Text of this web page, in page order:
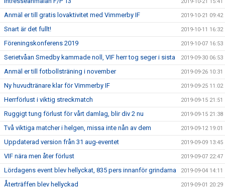
Anmäl er till gratis lovaktivitet med Vimmerby IF 2019-10-21 09:42
Snart är det fullt! 2019-10-11 16:32
Föreningskonferens 2019 2019-10-07 16:53
Serietvåan Smedby kammade noll, VIF herr tog seger i sista 2019-09-30 06:53
Anmäl er till fotbollsträning i november 2019-09-26 10:31
Ny huvudtränare klar för Vimmerby IF 2019-09-25 11:02
Herrförlust i viktig streckmatch 2019-09-15 21:51
Ruggigt tung förlust för vårt damlag, blir div 2 nu 2019-09-15 21:38
Två viktiga matcher i helgen, missa inte nån av dem 2019-09-12 19:01
Uppdaterad version från 31 aug-eventet 2019-09-09 13:45
VIF nära men åter förlust 2019-09-07 22:47
Lördagens event blev hellyckat, 835 pers innanför grindarna 2019-09-04 14:11
Återträffen blev hellyckad 2019-09-01 20:29